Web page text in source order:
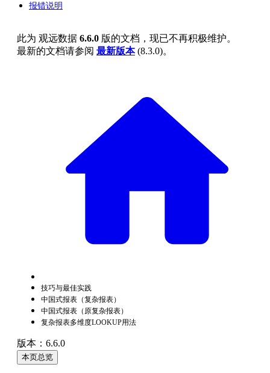
报错说明
此为 观远数据 6.6.0 版的文档，现已不再积极维护。
最新的文档请参阅 最新版本(8.3.0)。
技巧与最佳实践
中国式报表（复杂报表）
中国式报表（原复杂报表）
复杂报表多维度LOOKUP用法
版本：6.6.0
本页总览